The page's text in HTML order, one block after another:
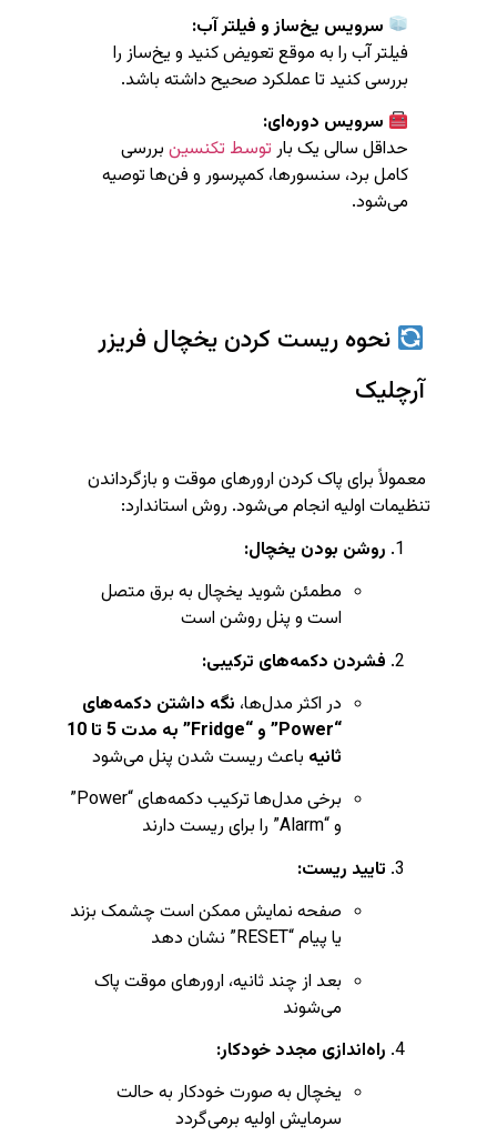
سرویس یخ‌ساز و فیلتر آب:
فیلتر آب را به موقع تعویض کنید و یخ‌ساز را
بررسی کنید تا عملکرد صحیح داشته باشد.
سرویس دوره‌ای:
حداقل سالی یک بار توسط تکنسین بررسی
کامل برد، سنسورها، کمپرسور و فن‌ها توصیه
می‌شود.
نحوه ریست کردن یخچال فریزر
آرچلیک
معمولاً برای پاک کردن ارورهای موقت و بازگرداندن
تنظیمات اولیه انجام می‌شود. روش استاندارد:
روشن بودن یخچال:
مطمئن شوید یخچال به برق متصل
است و پنل روشن است
فشردن دکمه‌های ترکیبی:
در اکثر مدل‌ها، نگه داشتن دکمه‌های
“Power” و “Fridge” به مدت 5 تا 10
ثانیه باعث ریست شدن پنل می‌شود
برخی مدل‌ها ترکیب دکمه‌های “Power”
و “Alarm” را برای ریست دارند
تایید ریست:
صفحه نمایش ممکن است چشمک بزند
یا پیام “RESET” نشان دهد
بعد از چند ثانیه، ارورهای موقت پاک
می‌شوند
راه‌اندازی مجدد خودکار:
یخچال به صورت خودکار به حالت
سرمایش اولیه برمی‌گردد